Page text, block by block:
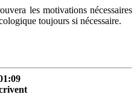
les motivations nécessaires
toujours si nécessaire.